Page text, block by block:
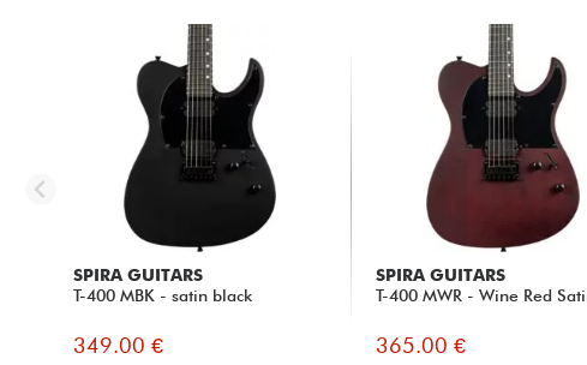
SPIRA GUITARS
T-400 MBK - satin black
349.00 €
SPIRA GUITARS
T-400 MWR - Wine Red
365.00 €